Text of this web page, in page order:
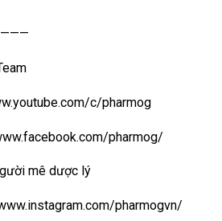
c/pharmog
pharmog/
mê dược lý
pharmogvn/